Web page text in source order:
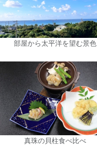
部屋から太平洋を望む景色
真珠の貝柱食べ比べ